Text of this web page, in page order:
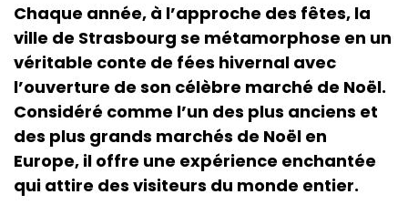
Chaque année, à l’approche des fêtes, la
ville de Strasbourg se métamorphose en un
véritable conte de fées hivernal avec
l’ouverture de son célèbre marché de Noël.
Considéré comme l’un des plus anciens et
des plus grands marchés de Noël en
Europe, il offre une expérience enchantée
qui attire des visiteurs du monde entier.